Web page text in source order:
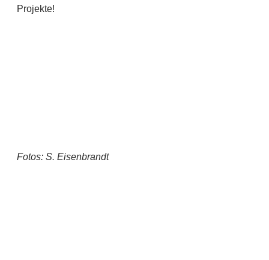
Projekte!
Fotos: S. Eisenbrandt